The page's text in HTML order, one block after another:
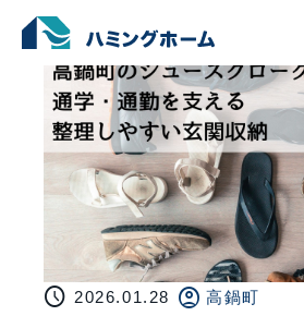
schedule 2026.01.28 account_circle 高鍋町